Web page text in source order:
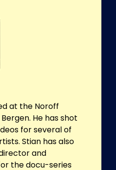
at the Noroff
He has shot
for several of
Stian has also
and
the docu-series